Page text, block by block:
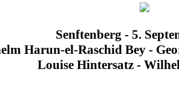
Senftenberg - 5.
Harun-el-Raschid Bey -
Louise Hintersatz -